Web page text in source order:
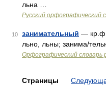
льна …
Русский орфографический
10 занимательный — кр.ф.
льно, льны; занима/
Орфографический словарь
Страницы